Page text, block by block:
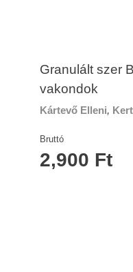
Granulált szer
vakondok
2,900 Ft
Bruttó
Kártevő Elleni,